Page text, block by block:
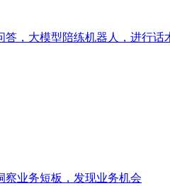
答，大模型陪练机器人，进行话
察业务短板，发现业务机会